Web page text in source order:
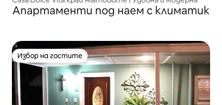
Апартаменти под наем с климатик
Избор на гостите
Избор на гостите